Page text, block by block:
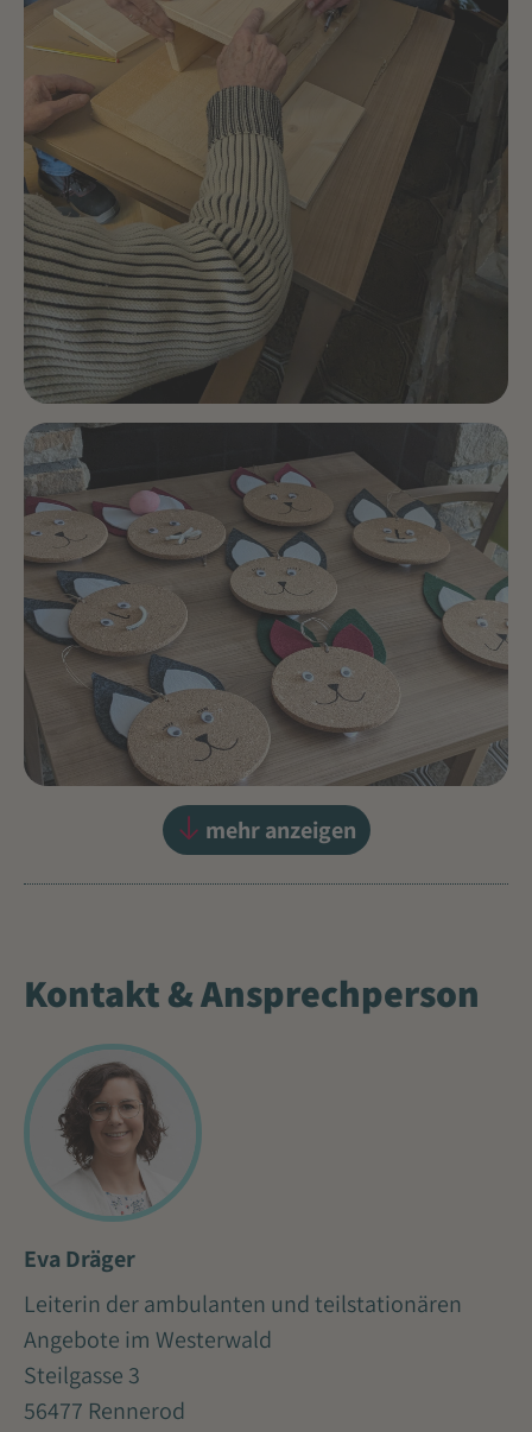
mehr anzeigen
Kontakt & Ansprechperson
Eva Dräger
Leiterin der ambulanten und teilstationären
Angebote im Westerwald
Steilgasse 3
56477 Rennerod